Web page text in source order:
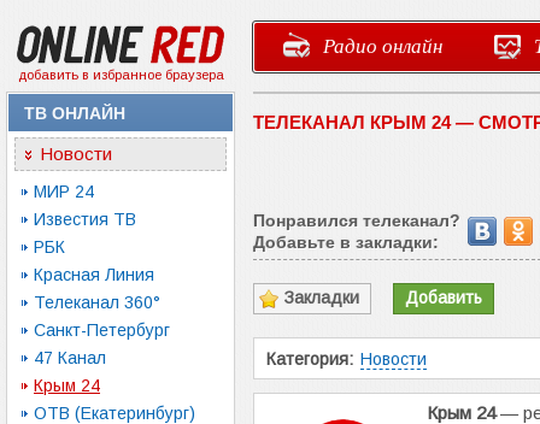
добавить в избранное браузера
Радио онлайн
ТВ ОНЛАЙН
Новости
МИР 24
Известия ТВ
РБК
Красная Линия
Телеканал 360°
Санкт-Петербург
47 Канал
Крым 24
ОТВ (Екатеринбург)
ТЕЛЕКАНАЛ КРЫМ 24 —
Понравился телеканал?
Добавьте в закладки:
Закладки Добавить
Категория: Новости
Крым 24—